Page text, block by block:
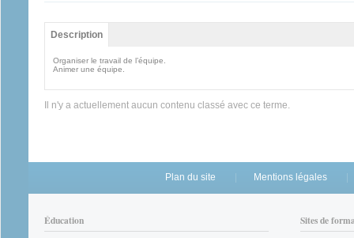
Groupe principal
Description
Organiser le travail de l’équipe.
Animer une équipe.
Il n'y a actuellement aucun contenu classé avec ce terme.
Plan du site Mentions légales
Éducation Sites de